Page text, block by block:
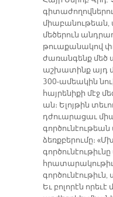
միաբանութեան,
մեծերուն
թուաքանակով
ժառանգենք մեծ
աշխատինք այդ
300-ամեակին
հայրենիքի մէջ
ան։ Ելոյթին
դժուարացաւ
ձեռքբերումը։
Եւ բոլորէն